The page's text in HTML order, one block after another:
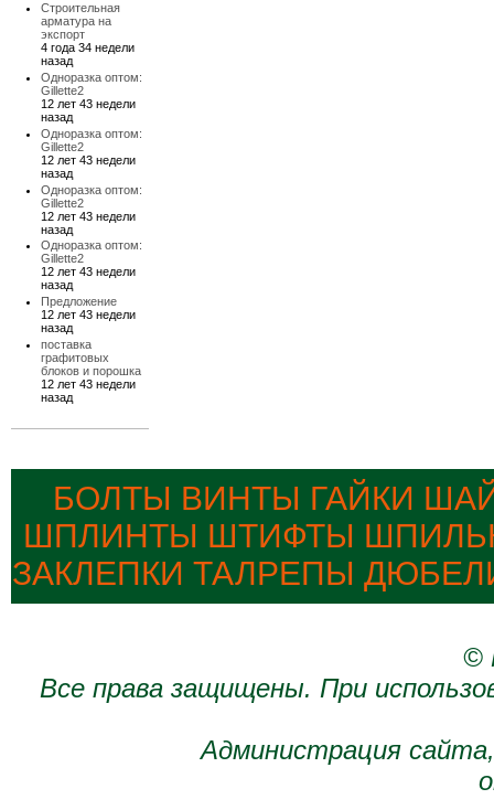
Строительная
арматура на
экспорт
4 года 34 недели
назад
Одноразка оптом:
Gillette2
12 лет 43 недели
назад
Одноразка оптом:
Gillette2
12 лет 43 недели
назад
Одноразка оптом:
Gillette2
12 лет 43 недели
назад
Одноразка оптом:
Gillette2
12 лет 43 недели
назад
Предложение
12 лет 43 недели
назад
поставка
графитовых
блоков и порошка
12 лет 43 недели
назад
БОЛТЫ ВИНТЫ ГАЙКИ
ШПЛИНТЫ ШТИФТЫ
ЗАКЛЕПКИ ТАЛРЕПЫ
©
Все права защищены. При
Администрация